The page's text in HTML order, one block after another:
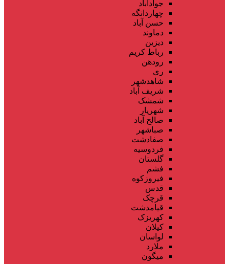
جوادآباد
چهاردانگه
حسن آباد
دماوند
دیزین
رباط کریم
رودهن
ری
شاهدشهر
شریف آباد
شمشک
شهریار
صالح آباد
صباشهر
صفادشت
فردوسیه
گلستان
فشم
فیروزکوه
قدس
قرچک
قیامدشت
کهریزک
کیلان
لواسان
ملارد
میگون